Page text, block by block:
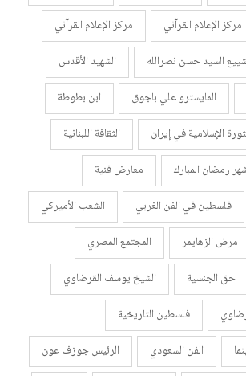
مركز الإعلام القرآني
مركز الإعلام القرآني
السيد حسن نصرالله
الشهيد الأقدس
المايسترو علي باجوق
ابن بطوطة
الإسلامية في إيران
الثقافة اللبنانية
رمضان المبارك
معارض فنية
فلسطين في الفن الغربي
الشعب الأميركي
مرض الزهايمر
المجتمع المصري
حق الجنسية
الشيخ يوسف القرضاوي
فلسطين التاريخية
الفن السعودي
الرئيس جوزف عون